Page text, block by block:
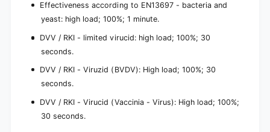
Effectiveness according to EN13697 - bacteria and
yeast: high load; 100%; 1 minute.
DVV / RKI - limited virucid: high load; 100%; 30
seconds.
DVV / RKI - Viruzid (BVDV): High load; 100%; 30
seconds.
DVV / RKI - Virucid (Vaccinia - Virus): High load; 100%;
30 seconds.